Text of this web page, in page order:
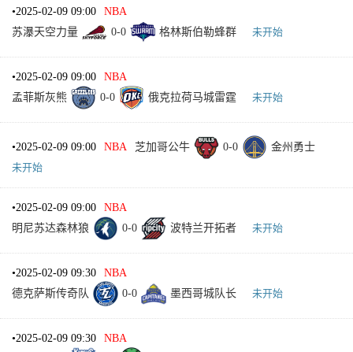
•2025-02-09 09:00
NBA
苏瀑天空力量
0-0 格林斯伯勒蜂群 未开始
•2025-02-09 09:00
NBA
孟菲斯灰熊
0-0 俄克拉荷马城雷霆 未开始
•2025-02-09 09:00 NBA 芝加哥公牛 0-0
金州勇士
未开始
•2025-02-09 09:00
NBA
明尼苏达森林狼
0-0 波特兰开拓者 未开始
•2025-02-09 09:30
NBA
德克萨斯传奇队
0-0 墨西哥城队长 未开始
•2025-02-09 09:30
NBA